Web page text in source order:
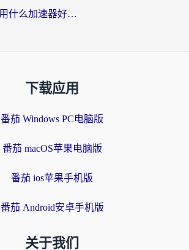
非洲玩装甲战争用什么加速器好？海外党亲测有效的国服游戏加速方案
下载应用
番茄 Windows PC电脑版
番茄 macOS苹果电脑版
番茄 ios苹果手机版
番茄 Android安卓手机版
关于我们